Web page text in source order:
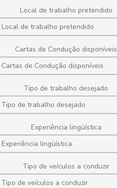
Local de trabalho pretendido
Local de trabalho pretendido
Cartas de Condução disponíveis
Cartas de Condução disponíveis
Tipo de trabalho desejado
Tipo de trabalho desejado
Experiência lingüística
Experiência lingüística
Tipo de veículos a conduzir
Tipo de veículos a conduzir